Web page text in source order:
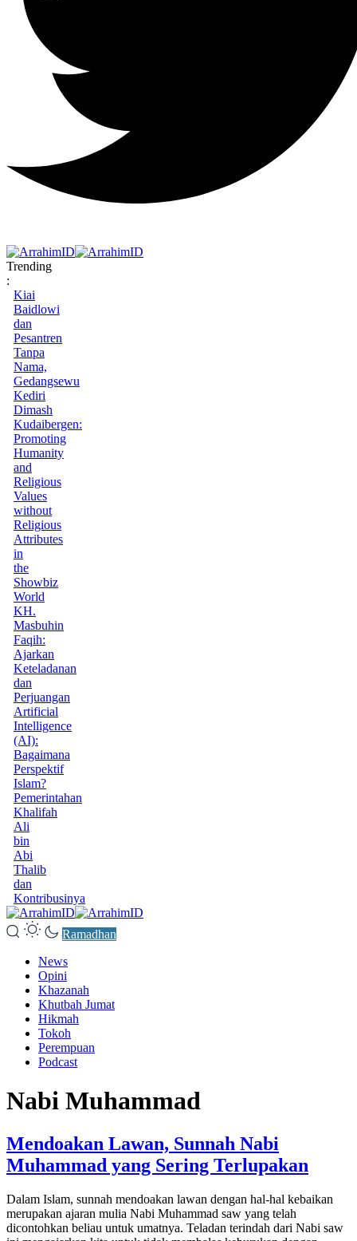
Trending
:
Kiai
Baidlowi
dan
Pesantren
Tanpa
Nama,
Gedangsewu
Kediri
Dimash
Kudaibergen:
Promoting
Humanity
and
Religious
Values
without
Religious
Attributes
in
the
Showbiz
World
KH.
Masbuhin
Faqih:
Ajarkan
Keteladanan
dan
Perjuangan
Artificial
Intelligence
(AI):
Bagaimana
Perspektif
Islam?
Pemerintahan
Khalifah
Ali
bin
Abi
Thalib
dan
Kontribusinya
Ramadhan
News
Opini
Khazanah
Khutbah Jumat
Hikmah
Tokoh
Perempuan
Podcast
Nabi Muhammad
Mendoakan Lawan, Sunnah Nabi
Muhammad yang Sering Terlupakan
Dalam Islam, sunnah mendoakan lawan dengan hal-hal kebaikan
merupakan ajaran mulia Nabi Muhammad saw yang telah
dicontohkan beliau untuk umatnya. Teladan terindah dari Nabi saw